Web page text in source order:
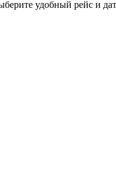
удобный рейс и